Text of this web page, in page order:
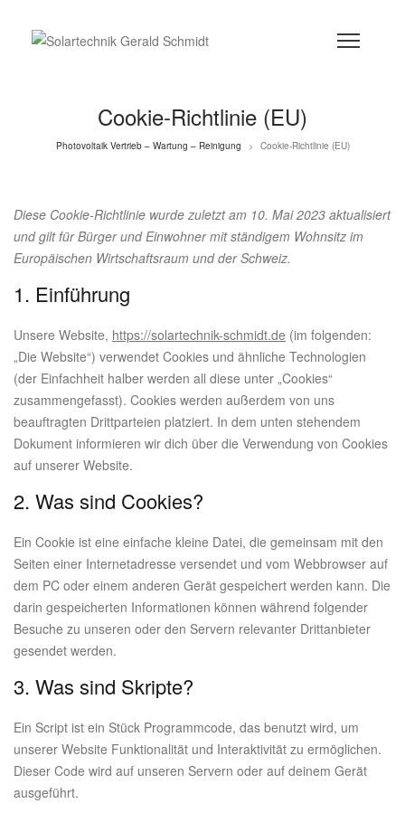
Cookie-Richtlinie (EU)
Photovoltaik Vertrieb – Wartung – Reinigung > Cookie-Richtlinie (EU)
Diese Cookie-Richtlinie wurde zuletzt am 10. Mai 2023 aktualisiert
und gilt für Bürger und Einwohner mit ständigem Wohnsitz im
Europäischen Wirtschaftsraum und der Schweiz.
1. Einführung
Unsere Website, https://solartechnik-schmidt.de (im folgenden:
„Die Website“) verwendet Cookies und ähnliche Technologien
(der Einfachheit halber werden all diese unter „Cookies“
zusammengefasst). Cookies werden außerdem von uns
beauftragten Drittparteien platziert. In dem unten stehendem
Dokument informieren wir dich über die Verwendung von Cookies
auf unserer Website.
2. Was sind Cookies?
Ein Cookie ist eine einfache kleine Datei, die gemeinsam mit den
Seiten einer Internetadresse versendet und vom Webbrowser auf
dem PC oder einem anderen Gerät gespeichert werden kann. Die
darin gespeicherten Informationen können während folgender
Besuche zu unseren oder den Servern relevanter Drittanbieter
gesendet werden.
3. Was sind Skripte?
Ein Script ist ein Stück Programmcode, das benutzt wird, um
unserer Website Funktionalität und Interaktivität zu ermöglichen.
Dieser Code wird auf unseren Servern oder auf deinem Gerät
ausgeführt.